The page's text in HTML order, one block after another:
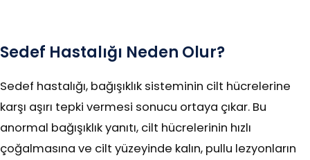
Sedef Hastalığı Neden Olur?
Sedef hastalığı, bağışıklık sisteminin cilt hücrelerine
karşı aşırı tepki vermesi sonucu ortaya çıkar. Bu
anormal bağışıklık yanıtı, cilt hücrelerinin hızlı
çoğalmasına ve cilt yüzeyinde kalın, pullu lezyonların